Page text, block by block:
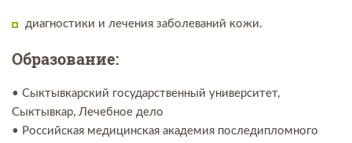
диагностики и лечения заболеваний кожи.
Образование:
• Сыктывкарский государственный университет,
Сыктывкар, Лечебное дело
• Российская медицинская академия последипломного